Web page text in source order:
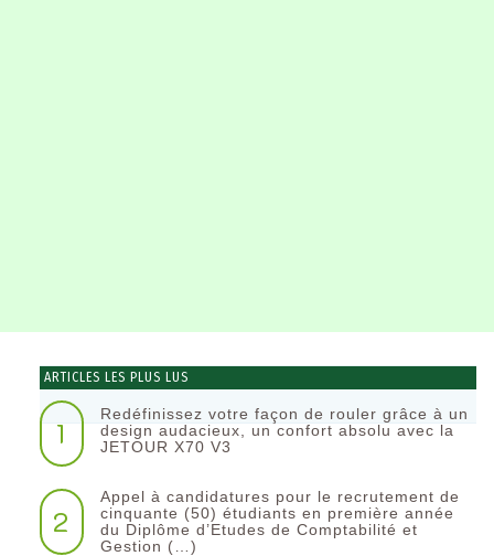
ARTICLES LES PLUS LUS
1
Redéfinissez votre façon de rouler grâce à un
design audacieux, un confort absolu avec la
JETOUR X70 V3
2
Appel à candidatures pour le recrutement de
cinquante (50) étudiants en première année
du Diplôme d’Etudes de Comptabilité et
Gestion (…)